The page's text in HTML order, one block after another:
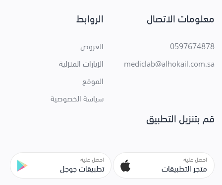
معلومات الاتصال
0597674878
mediclab@alhokail.com.sa
الروابط
العروض
الزيارات المنزلية
الموقع
سياسة الخصوصية
قم بتنزيل التطبيق
احصل عليه
متجر التطبيقات
احصل عليه
تطبيقات جوجل